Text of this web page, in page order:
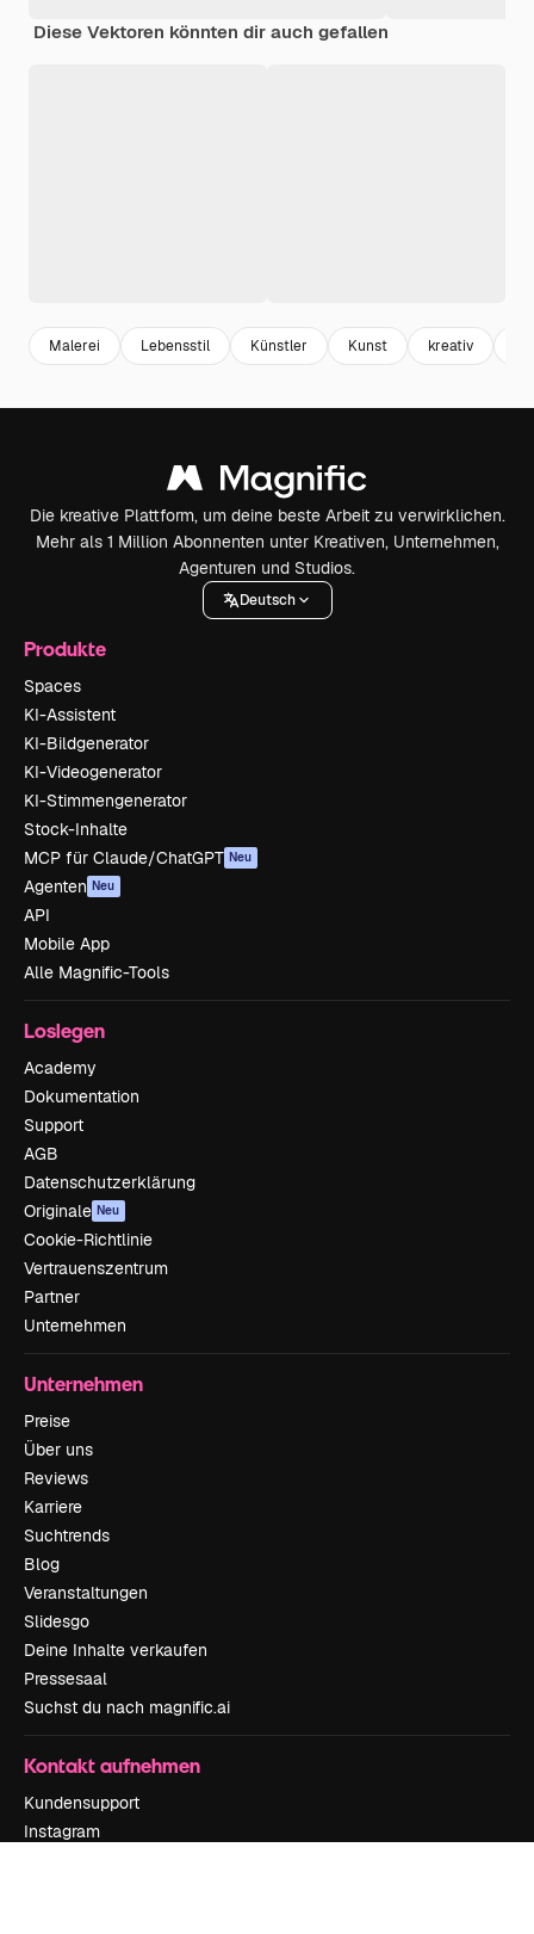
Diese Vektoren könnten dir auch gefallen
Malerei Lebensstil Künstler Kunst kreativ
Die kreative Plattform, um deine beste Arbeit zu verwirklichen.
Mehr als 1 Million Abonnenten unter Kreativen, Unternehmen,
Agenturen und Studios.
Deutsch
Produkte
Spaces
KI-Assistent
KI-Bildgenerator
KI-Videogenerator
KI-Stimmengenerator
Stock-Inhalte
MCP für Claude/ChatGPT Neu
Agenten Neu
API
Mobile App
Alle Magnific-Tools
Loslegen
Academy
Dokumentation
Support
AGB
Datenschutzerklärung
Originale Neu
Cookie-Richtlinie
Vertrauenszentrum
Partner
Unternehmen
Unternehmen
Preise
Über uns
Reviews
Karriere
Suchtrends
Blog
Veranstaltungen
Slidesgo
Deine Inhalte verkaufen
Pressesaal
Suchst du nach magnific.ai
Kontakt aufnehmen
Kundensupport
Instagram